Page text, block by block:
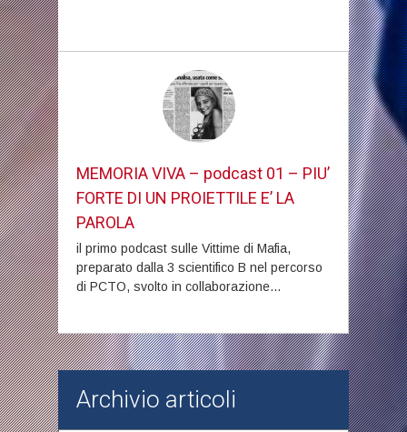
MEMORIA VIVA – podcast 01 – PIU’
FORTE DI UN PROIETTILE E’ LA
PAROLA
il primo podcast sulle Vittime di Mafia,
preparato dalla 3 scientifico B nel percorso
di PCTO, svolto in collaborazione...
Archivio articoli